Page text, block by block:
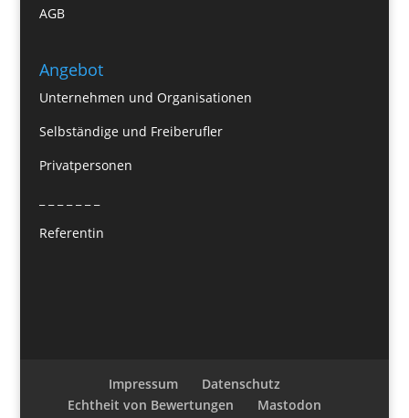
AGB
Angebot
Unternehmen und Organisationen
Selbständige und Freiberufler
Privatpersonen
Referentin
Impressum
Datenschutz
Echtheit von Bewertungen
Mastodon